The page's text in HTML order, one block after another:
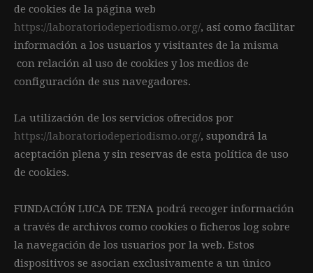
de cookies de la página web
https://laboratoriodeperiodismo.org/, así como facilitar
información a los usuarios y visitantes de la misma
con relación al uso de cookies y los medios de
configuración de sus navegadores.
La utilización de los servicios ofrecidos por
https://laboratoriodeperiodismo.org/, supondrá la
aceptación plena y sin reservas de esta política de uso
de cookies.
FUNDACIÓN LUCA DE TENA podrá recoger información
a través de archivos como cookies o ficheros log sobre
la navegación de los usuarios por la web. Estos
dispositivos se asocian exclusivamente a un único